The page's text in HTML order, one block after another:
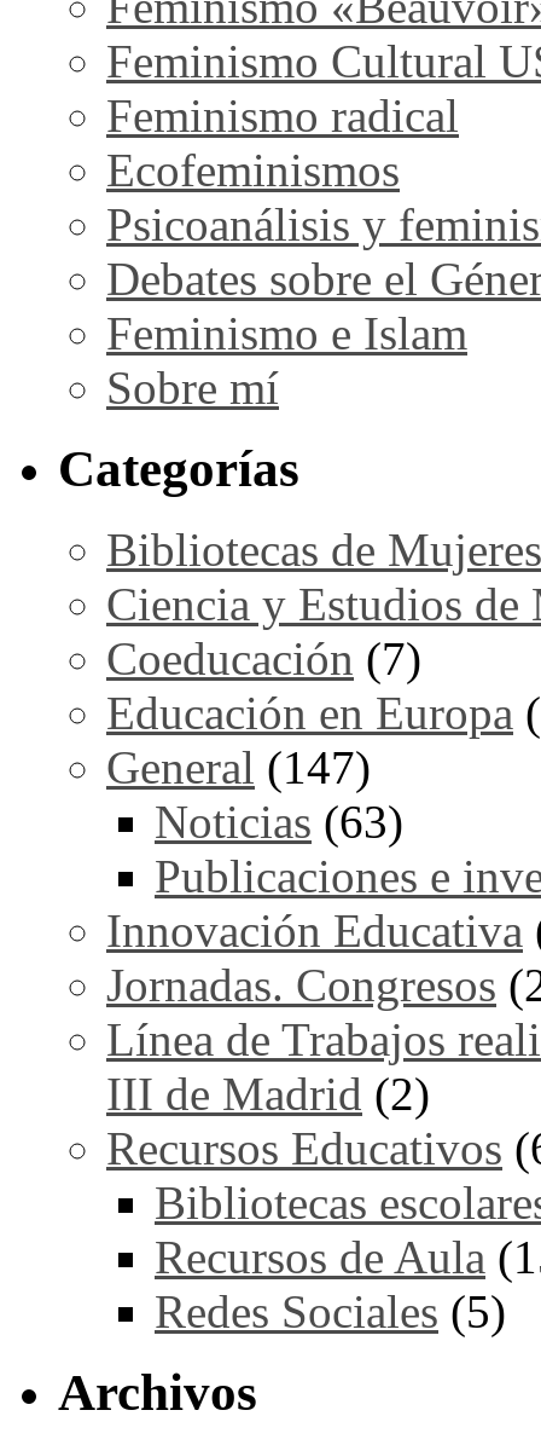
Feminismo Cultural
Feminismo radical
Ecofeminismos
Psicoanálisis y
Debates sobre el
Feminismo e Islam
Sobre mí
Categorías
Bibliotecas de Mujeres
Ciencia y Estudios de
Coeducación (7)
Educación en Europa
General (147)
Noticias (63)
Publicaciones e
Innovación Educativa
Jornadas. Congresos
Línea de Trabajos
III de Madrid (2)
Recursos Educativos
Bibliotecas
Recursos de Aula
Redes Sociales (5)
Archivos